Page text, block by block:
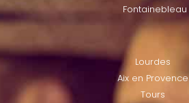
Fontainebleau
LOCATIES
Lourdes
Aix en Provence
Tours